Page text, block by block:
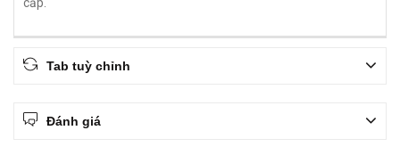
Tab tuỳ chỉnh
Đánh giá